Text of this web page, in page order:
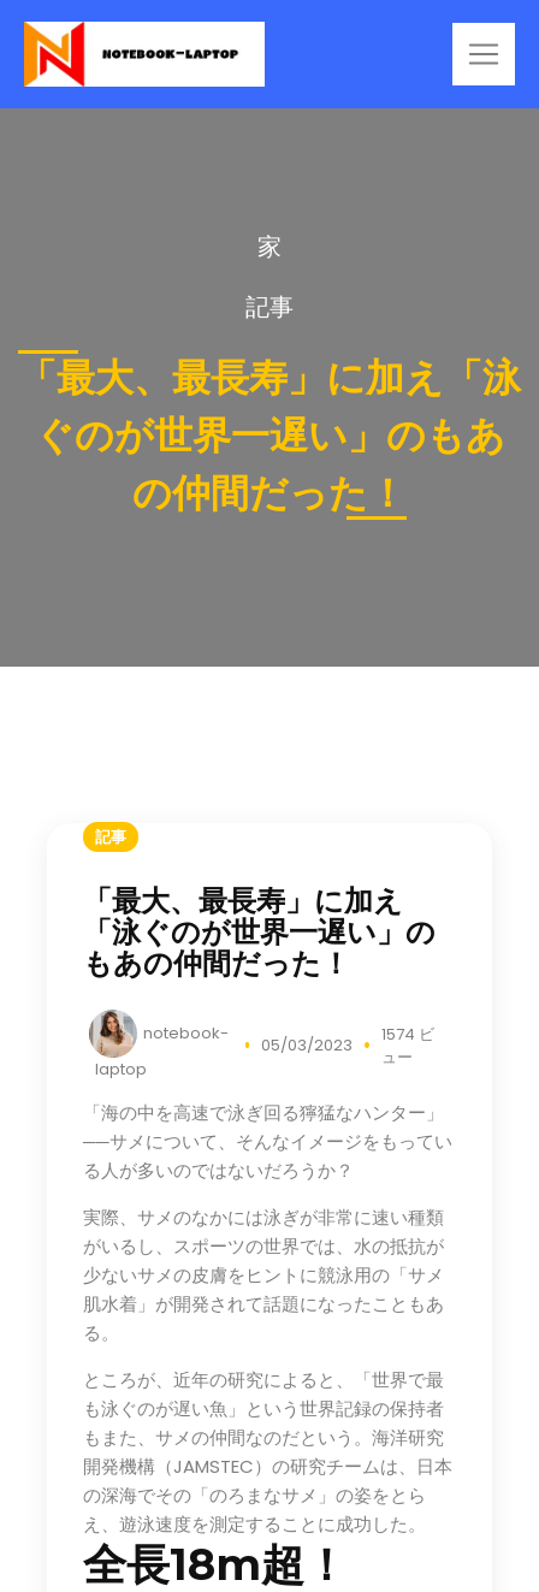
家
記事
「最大、最長寿」に加え「泳
ぐのが世界一遅い」のもあ
の仲間だった！
記事
「最大、最長寿」に加え
「泳ぐのが世界一遅い」の
もあの仲間だった！
notebook-
laptop
05/03/2023
1574 ビ
ュー
「海の中を高速で泳ぎ回る獰猛なハンター」
──サメについて、そんなイメージをもってい
る人が多いのではないだろうか？
実際、サメのなかには泳ぎが非常に速い種類
がいるし、スポーツの世界では、水の抵抗が
少ないサメの皮膚をヒントに競泳用の「サメ
肌水着」が開発されて話題になったこともあ
る。
ところが、近年の研究によると、「世界で最
も泳ぐのが遅い魚」という世界記録の保持者
もまた、サメの仲間なのだという。海洋研究
開発機構（JAMSTEC）の研究チームは、日本
の深海でその「のろまなサメ」の姿をとら
え、遊泳速度を測定することに成功した。
全長18m超！